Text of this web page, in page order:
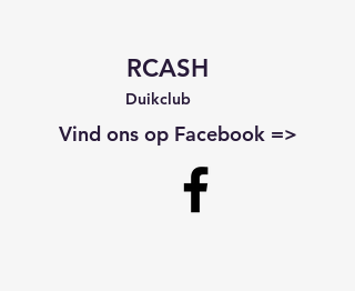
RCASH
Duikclub
Vind ons op Facebook =>